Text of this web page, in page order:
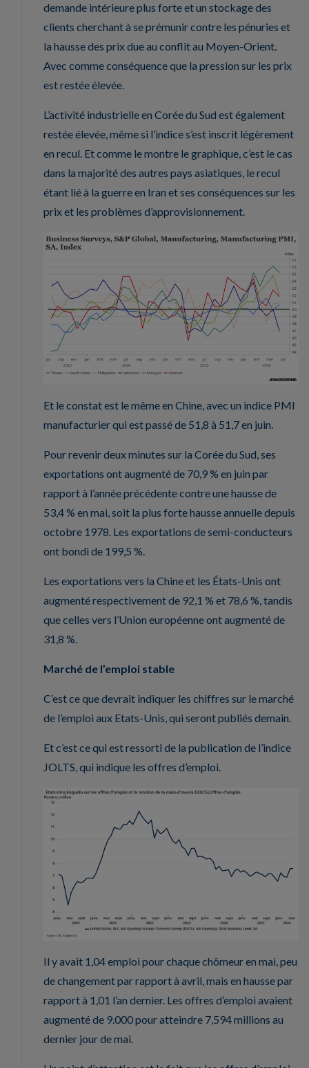
demande intérieure plus forte et un stockage des
clients cherchant à se prémunir contre les pénuries et
la hausse des prix due au conflit au Moyen-Orient.
Avec comme conséquence que la pression sur les prix
est restée élevée.
L’activité industrielle en Corée du Sud est également
restée élevée, même si l’indice s’est inscrit légèrement
en recul. Et comme le montre le graphique, c’est le cas
dans la majorité des autres pays asiatiques, le recul
étant lié à la guerre en Iran et ses conséquences sur les
prix et les problèmes d’approvisionnement.
Et le constat est le même en Chine, avec un indice PMI
manufacturier qui est passé de 51,8 à 51,7 en juin.
Pour revenir deux minutes sur la Corée du Sud, ses
exportations ont augmenté de 70,9 % en juin par
rapport à l’année précédente contre une hausse de
53,4 % en mai, soit la plus forte hausse annuelle depuis
octobre 1978. Les exportations de semi-conducteurs
ont bondi de 199,5 %.
Les exportations vers la Chine et les États-Unis ont
augmenté respectivement de 92,1 % et 78,6 %, tandis
que celles vers l’Union européenne ont augmenté de
31,8 %.
Marché de l’emploi stable
C’est ce que devrait indiquer les chiffres sur le marché
de l’emploi aux Etats-Unis, qui seront publiés demain.
Et c’est ce qui est ressorti de la publication de l’indice
JOLTS, qui indique les offres d’emploi.
Il y avait 1,04 emploi pour chaque chômeur en mai, peu
de changement par rapport à avril, mais en hausse par
rapport à 1,01 l’an dernier. Les offres d’emploi avaient
augmenté de 9.000 pour atteindre 7,594 millions au
dernier jour de mai.